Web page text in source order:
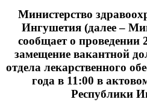
Министерство
Ингушетия (далее –
сообщает о проведении
замещение вакантной
отдела лекарственного
года в 11:00 в
Республики